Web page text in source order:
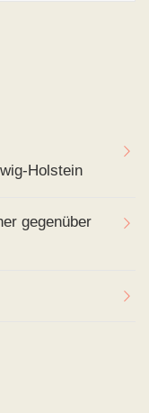
Holstein
gegenüber